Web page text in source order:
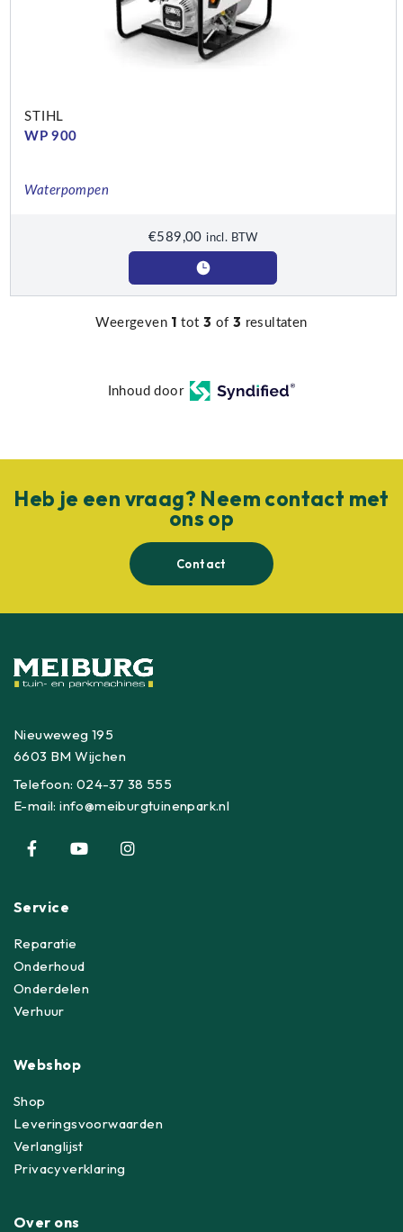
STIHL
WP 900
Waterpompen
€589,00 incl. BTW
Weergeven 1 tot 3 of 3 resultaten
Inhoud door
Heb je een vraag? Neem contact met
ons op
Contact
Nieuweweg 195
6603 BM Wijchen
Telefoon:024-37 38 555
E-mail:info@meiburgtuinenpark.nl
Service
Reparatie
Onderhoud
Onderdelen
Verhuur
Webshop
Shop
Leveringsvoorwaarden
Verlanglijst
Privacyverklaring
Over ons